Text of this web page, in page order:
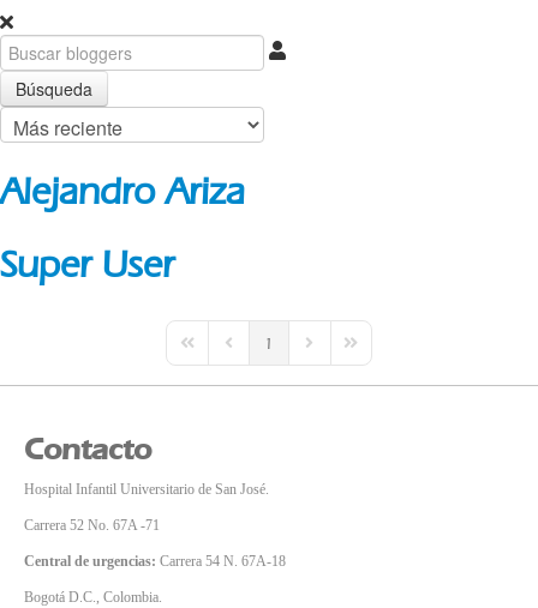
Búsqueda
Alejandro Ariza
Super User
First PagePrevious Page
1
Next PageLast Page
Contacto
Hospital Infantil Universitario de San José.
Carrera 52 No. 67A -71
Central de urgencias: Carrera 54 N. 67A-18
Bogotá D.C., Colombia.